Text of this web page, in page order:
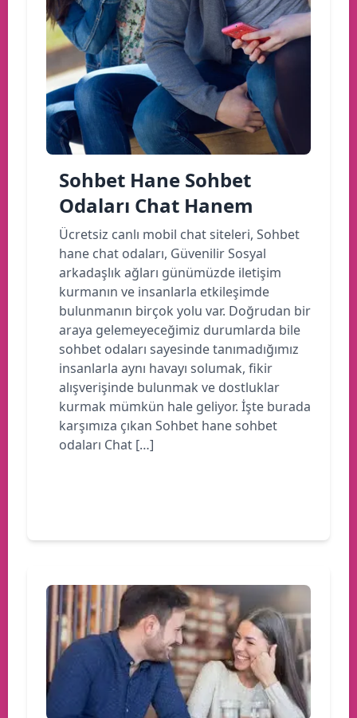
Sohbet Hane Sohbet
Odaları Chat Hanem
Ücretsiz canlı mobil chat siteleri, Sohbet
hane chat odaları, Güvenilir Sosyal
arkadaşlık ağları günümüzde iletişim
kurmanın ve insanlarla etkileşimde
bulunmanın birçok yolu var. Doğrudan bir
araya gelemeyeceğimiz durumlarda bile
sohbet odaları sayesinde tanımadığımız
insanlarla aynı havayı solumak, fikir
alışverişinde bulunmak ve dostluklar
kurmak mümkün hale geliyor. İşte burada
karşımıza çıkan Sohbet hane sohbet
odaları Chat […]